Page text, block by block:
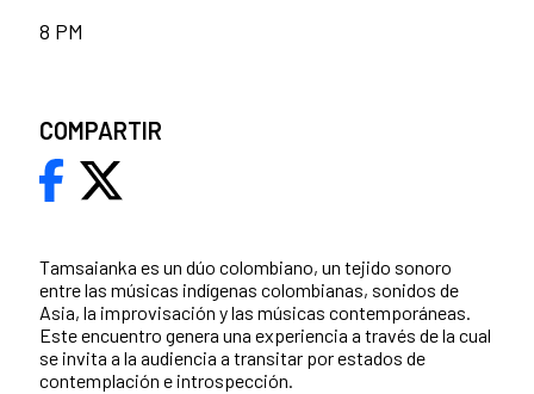
Tamsaianka es un dúo colombiano, un tejido sonoro
entre las músicas indígenas colombianas, sonidos de
Asia, la improvisación y las músicas contemporáneas.
Este encuentro genera una experiencia a través de la cual
se invita a la audiencia a transitar por estados de
contemplación e introspección.
8 PM
COMPARTIR